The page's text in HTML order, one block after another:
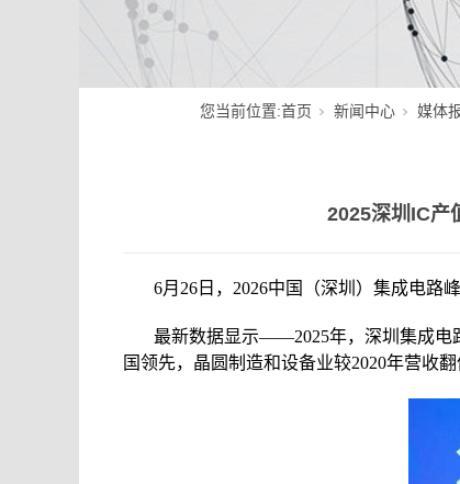
您当前位置:首页 新闻中心 媒体
2025深圳IC产
6月26日，2026中国（深圳）集成电路
最新数据显示——2025年，深圳集成电
国领先，晶圆制造和设备业较2020年营收